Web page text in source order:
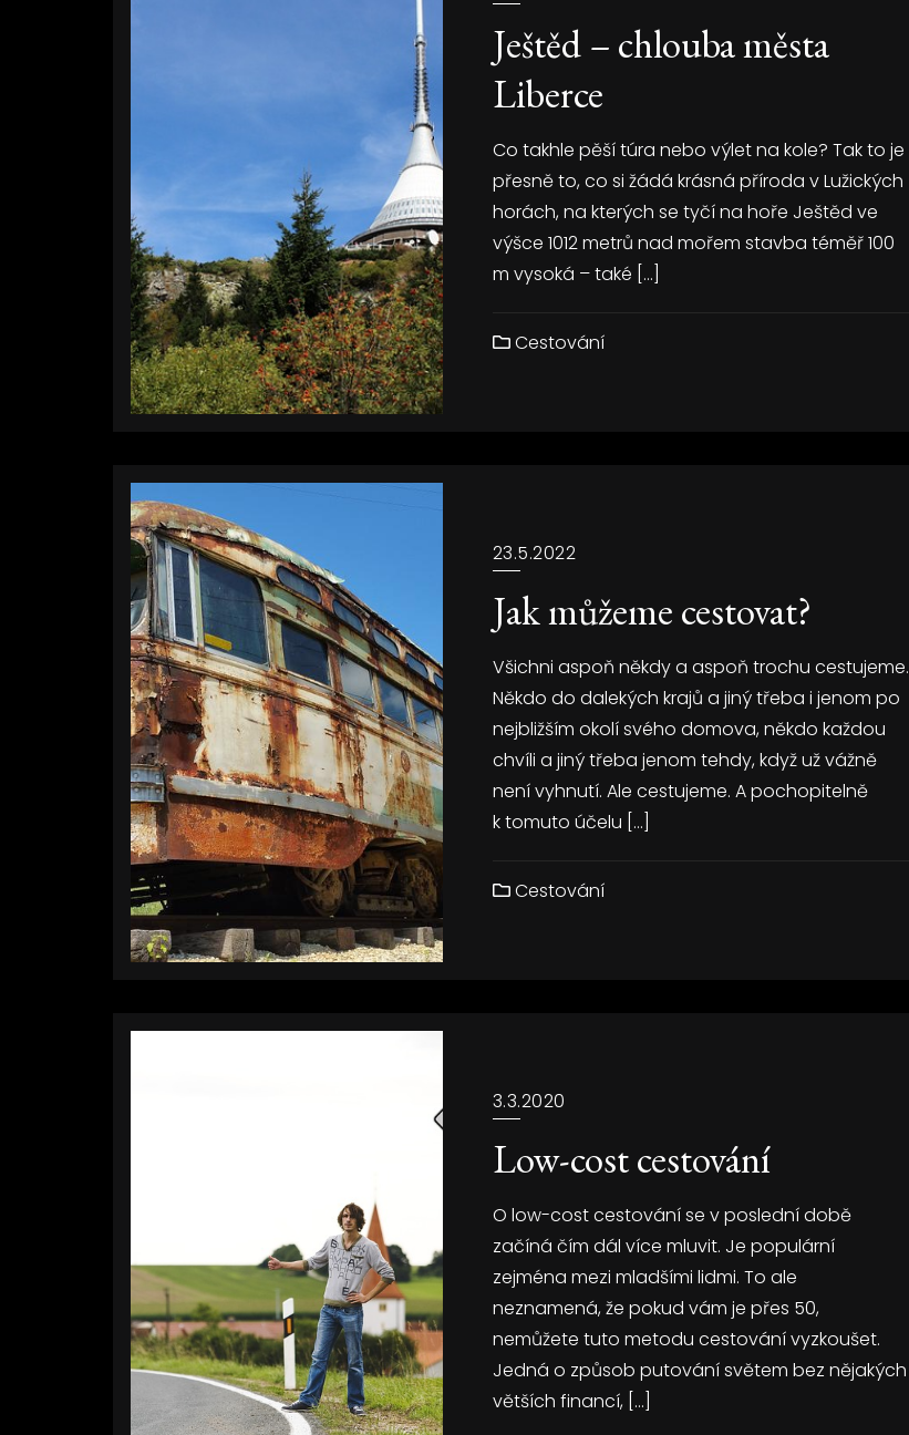
Ještěd – chlouba města
Liberce
Co takhle pěší túra nebo výlet na kole? Tak to je
přesně to, co si žádá krásná příroda v Lužických
horách, na kterých se tyčí na hoře Ještěd ve
výšce 1012 metrů nad mořem stavba téměř 100
m vysoká – také […]
Cestování
23.5.2022
Jak můžeme cestovat?
Všichni aspoň někdy a aspoň trochu cestujeme.
Někdo do dalekých krajů a jiný třeba i jenom po
nejbližším okolí svého domova, někdo každou
chvíli a jiný třeba jenom tehdy, když už vážně
není vyhnutí. Ale cestujeme. A pochopitelně
k tomuto účelu […]
Cestování
3.3.2020
Low-cost cestování
O low-cost cestování se v poslední době
začíná čím dál více mluvit. Je populární
zejména mezi mladšími lidmi. To ale
neznamená, že pokud vám je přes 50,
nemůžete tuto metodu cestování vyzkoušet.
Jedná o způsob putování světem bez nějakých
větších financí, […]